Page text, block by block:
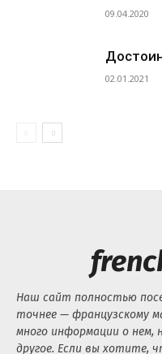
09.04.2020
02.01.2021
Наш сайт полностью
точнее — французскому
много информации о нем,
другое. Если вы хотите,